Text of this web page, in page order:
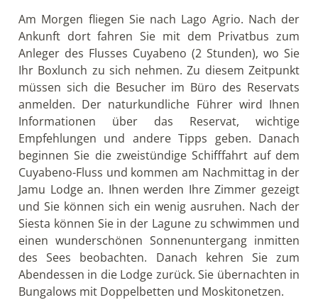
Am Morgen fliegen Sie nach Lago Agrio. Nach der
Ankunft dort fahren Sie mit dem Privatbus zum
Anleger des Flusses Cuyabeno (2 Stunden), wo Sie
Ihr Boxlunch zu sich nehmen. Zu diesem Zeitpunkt
müssen sich die Besucher im Büro des Reservats
anmelden. Der naturkundliche Führer wird Ihnen
Informationen über das Reservat, wichtige
Empfehlungen und andere Tipps geben. Danach
beginnen Sie die zweistündige Schifffahrt auf dem
Cuyabeno-Fluss und kommen am Nachmittag in der
Jamu Lodge an. Ihnen werden Ihre Zimmer gezeigt
und Sie können sich ein wenig ausruhen. Nach der
Siesta können Sie in der Lagune zu schwimmen und
einen wunderschönen Sonnenuntergang inmitten
des Sees beobachten. Danach kehren Sie zum
Abendessen in die Lodge zurück. Sie übernachten in
Bungalows mit Doppelbetten und Moskitonetzen.